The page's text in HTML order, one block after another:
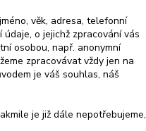
věk, adresa, telefonní
o jejichž zpracování vás
osobou, např. anonymní
zpracovávat vždy jen na
je váš souhlas, náš
je již dále nepotřebujeme,